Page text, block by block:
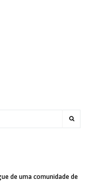
de uma comunidade de